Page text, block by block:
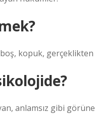
kopuk,
anlamsız gibi